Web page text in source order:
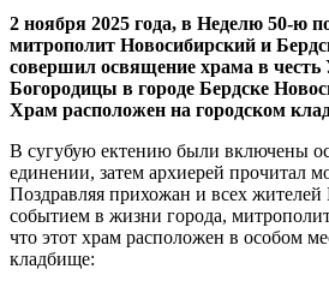
2 ноября 2025 года, в Неделю 50-ю
митрополит Новосибирский и
совершил освящение храма в честь
Богородицы в городе Бердске
Храм расположен на городском
В сугубую ектению были включены
единении, затем архиерей прочитал
Поздравляя прихожан и всех жителей
событием в жизни города,
что этот храм расположен в особом
кладбище: